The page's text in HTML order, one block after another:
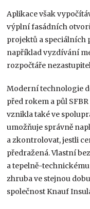
Aplikace však
výplní fasádních
projektů a speciálních
například vyzdívání
rozpočtáře
Moderní technologie
před rokem a půl
vznikla také ve
umožňuje správně
a zkontrolovat, jestli
předražená. Vlastní
a tepelně-
zhruba ve stejnou
společnost Knauf